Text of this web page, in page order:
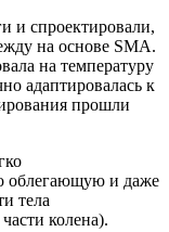
и спроектировали,
на основе SMA.
на температуру
адаптировалась к
прошли
облегающую и даже
тела
колена).